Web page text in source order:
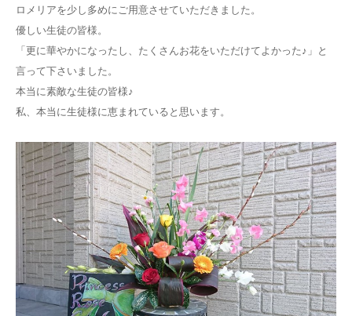
ロメリアを少し多めにご用意させていただきました。
優しい生徒の皆様。
「更に華やかになったし、たくさんお花をいただけてよかった♪」と
言って下さいました。
本当に素敵な生徒の皆様♪
私、本当に生徒様に恵まれていると思います。